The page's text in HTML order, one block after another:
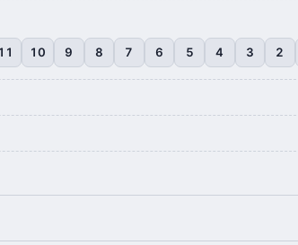
11 10 9 8 7 6 5 4 3 2